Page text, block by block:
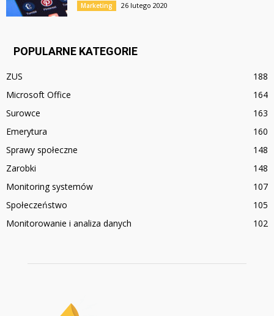
Marketing 26 lutego 2020
POPULARNE KATEGORIE
ZUS
188
Microsoft Office
164
Surowce
163
Emerytura
160
Sprawy społeczne
148
Zarobki
148
Monitoring systemów
107
Społeczeństwo
105
Monitorowanie i analiza danych
102